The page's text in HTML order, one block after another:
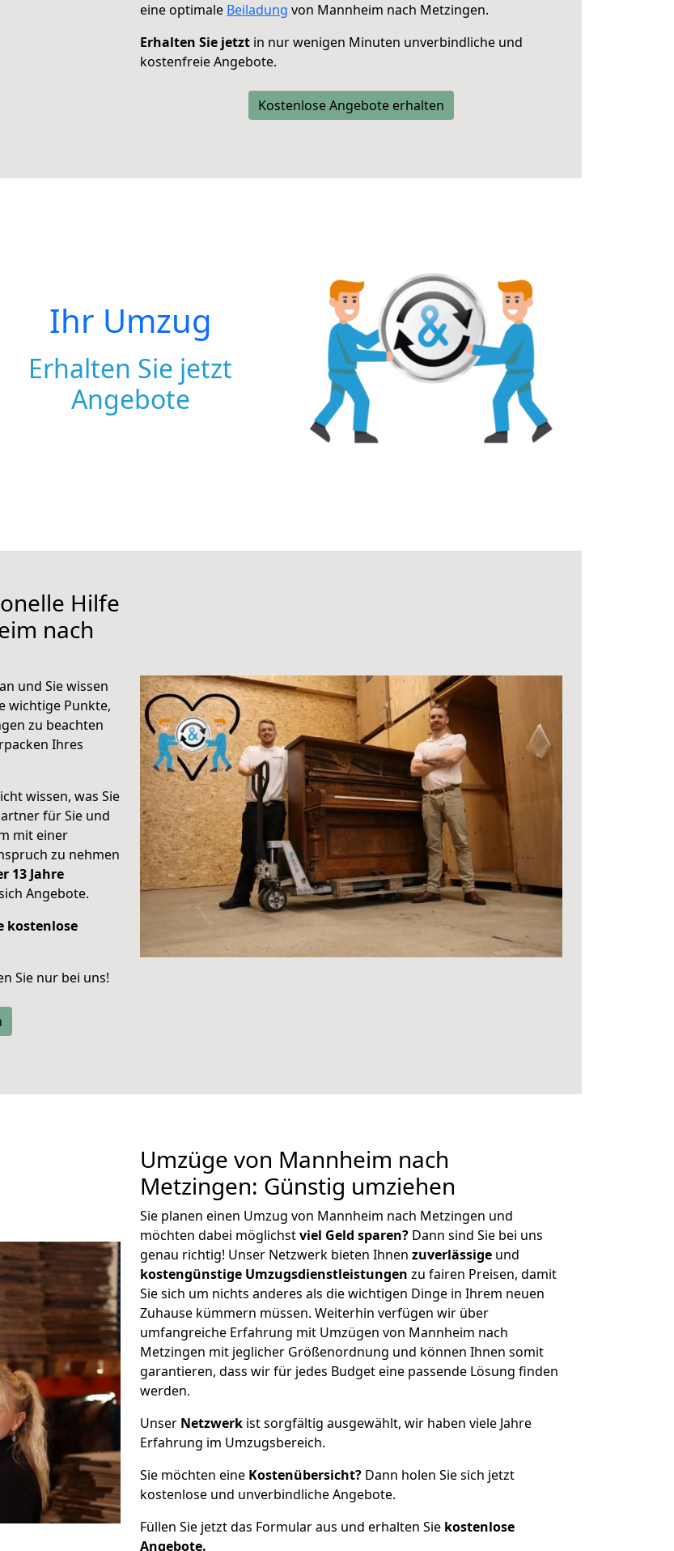
eine optimale Beiladung von Mannheim nach Metzingen.
Erhalten Sie jetzt in nur wenigen Minuten unverbindliche und
kostenfreie Angebote.
Kostenlose Angebote erhalten
Ihr Umzug
Erhalten Sie jetzt
Angebote
Hilfe
nach
und Sie wissen
wichtige Punkte,
zu beachten
Ihres
wissen, was Sie
für Sie und
mit einer
zu nehmen
13 Jahre
Angebote.
kostenlose
Sie nur bei uns!
Umzüge von Mannheim nach
Metzingen: Günstig umziehen
Sie planen einen Umzug von Mannheim nach Metzingen und
möchten dabei möglichstviel Geld sparen? Dann sind Sie bei uns
genau richtig! Unser Netzwerk bieten Ihnen zuverlässige und
kostengünstige Umzugsdienstleistungen zu fairen Preisen, damit
Sie sich um nichts anderes als die wichtigen Dinge in Ihrem neuen
Zuhause kümmern müssen. Weiterhin verfügen wir über
umfangreiche Erfahrung mit Umzügen von Mannheim nach
Metzingen mit jeglicher Größenordnung und können Ihnen somit
garantieren, dass wir für jedes Budget eine passende Lösung finden
werden.
Unser Netzwerk ist sorgfältig ausgewählt, wir haben viele Jahre
Erfahrung im Umzugsbereich.
Sie möchten eine Kostenübersicht? Dann holen Sie sich jetzt
kostenlose und unverbindliche Angebote.
Füllen Sie jetzt das Formular aus und erhalten Sie kostenlose
Angebote.